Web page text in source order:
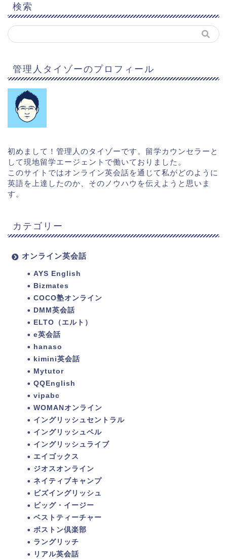
検索
管理人タイゾーのプロフィール
初めまして！管理人のタイゾーです。留学カウンセラーと
して現地留学エージェントで働いておりました。
このサイトではオンライン英会話を通じて私がどのように
英語を上達したのか、そのノウハウを伝えようと思いま
す。
カテゴリー
オンライン英会話
AYS English
Bizmates
COCO塾オンライン
DMM英会話
ELTO（エルト）
e英会話
hanaso
kimini英会話
Mytutor
QQEnglish
vipabc
WOMANオンライン
イングリッシュセントラル
イングリッシュベル
イングリッシュライブ
エイゴックス
ジオスオンライン
ネイティブキャンプ
ビズイングリッシュ
ビッグ・イージー
ベストティーチャー
ボストン倶楽部
ラングリッチ
リアル英会話